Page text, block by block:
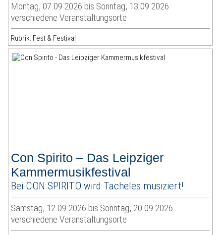
Montag, 07.09.2026 bis Sonntag, 13.09.2026
verschiedene Veranstaltungsorte
Rubrik: Fest & Festival
Con Spirito – Das Leipziger
Kammermusikfestival
Bei CON SPIRITO wird Tacheles musiziert!
Samstag, 12.09.2026 bis Sonntag, 20.09.2026
verschiedene Veranstaltungsorte